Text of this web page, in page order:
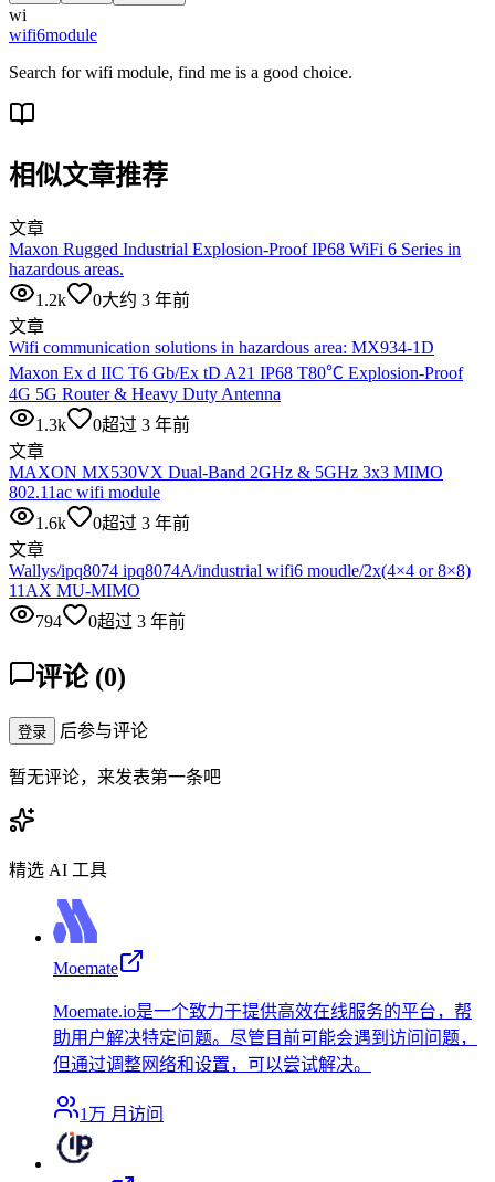
wi
wifi6module
Search for wifi module, find me is a good choice.
相似文章推荐
文章
Maxon Rugged Industrial Explosion-Proof IP68 WiFi 6 Series in
hazardous areas.
1.2k
0大约 3 年前
文章
Wifi communication solutions in hazardous area: MX934-1D
Maxon Ex d IIC T6 Gb/Ex tD A21 IP68 T80℃ Explosion-Proof
4G 5G Router & Heavy Duty Antenna
1.3k
0超过 3 年前
文章
MAXON MX530VX Dual-Band 2GHz & 5GHz 3x3 MIMO
802.11ac wifi module
1.6k
0超过 3 年前
文章
Wallys/ipq8074 ipq8074A/industrial wifi6 moudle/2x(4×4 or 8×8)
11AX MU-MIMO
794
0超过 3 年前
评论 (0)
登录 后参与评论
暂无评论，来发表第一条吧
精选 AI 工具
Moemate
Moemate.io是一个致力于提供高效在线服务的平台，帮
助用户解决特定问题。尽管目前可能会遇到访问问题，
但通过调整网络和设置，可以尝试解决。
1万 月访问